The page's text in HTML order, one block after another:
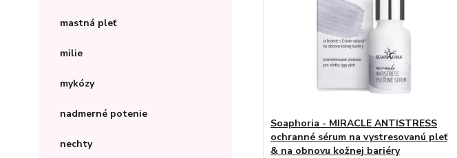
mastná pleť
milie
mykózy
nadmerné potenie
nechty
Soaphoria - MIRACLE ANTISTRESS
ochranné sérum na vystresovanú pleť
& na obnovu kožnej bariéry